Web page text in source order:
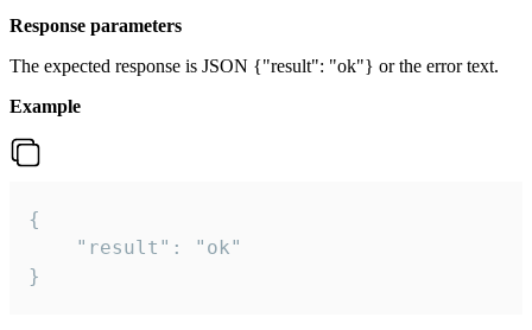
Response parameters
The expected response is JSON {"result": "ok"} or the error text.
Example
{
    "result": "ok"
}